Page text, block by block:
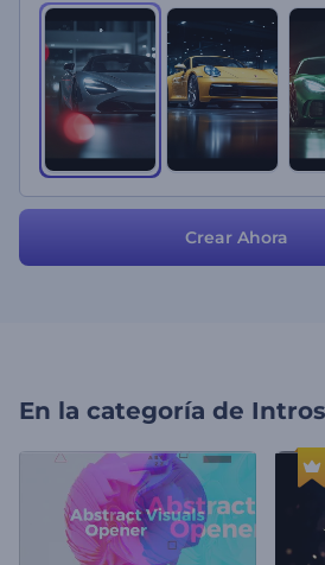
Crear Ahora
En la categoría de